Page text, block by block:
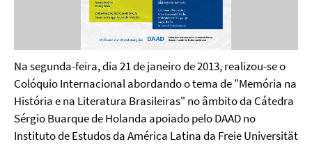
Na segunda-feira, dia 21 de janeiro de 2013, realizou-se o
Colóquio Internacional abordando o tema de "Memória na
História e na Literatura Brasileiras" no âmbito da Cátedra
Sérgio Buarque de Holanda apoiado pelo DAAD no
Instituto de Estudos da América Latina da Freie Universität